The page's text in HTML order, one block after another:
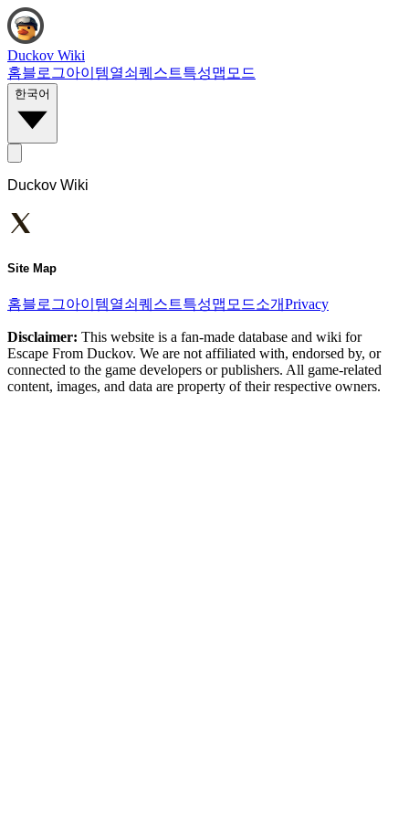
Duckov Wiki
홈블로그아이템열쇠 퀘스트특성맵 모드
한국어
Duckov Wiki
Site Map
홈블로그아이템열쇠 퀘스트특성맵 모드소개Privacy
Disclaimer: This website is a fan-made database and wiki for
Escape From Duckov. We are not affiliated with, endorsed by, or
connected to the game developers or publishers. All game-related
content, images, and data are property of their respective owners.